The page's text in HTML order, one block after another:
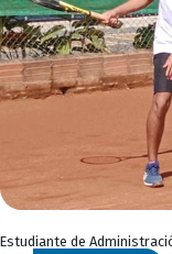
Estudiante de